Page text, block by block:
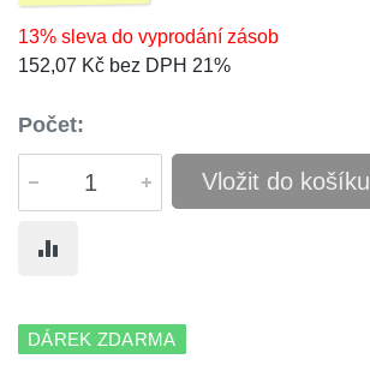
13% sleva do vyprodání zásob
152,07 Kč bez DPH 21%
Počet:
Vložit do košíku
DÁREK ZDARMA